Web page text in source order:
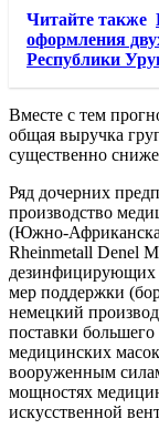
Читайте также
оформления
Республики
Вместе с тем
общая выручка
существенно
Ряд дочерних
производство
(Южно-
Rheinmetall Denel
дезинфицирующих
мер поддержки
немецкий
поставки
медицинских
вооруженным
мощностях
искусственной